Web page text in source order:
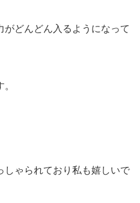
がどんどん入るようになって
しゃられており私も嬉しいで